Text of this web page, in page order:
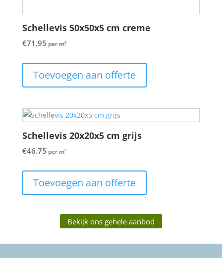
Schellevis 50x50x5 cm creme
€71.95 per m²
Toevoegen aan offerte
Schellevis 20x20x5 cm grijs
€46.75 per m²
Toevoegen aan offerte
Bekijk ons gehele aanbod